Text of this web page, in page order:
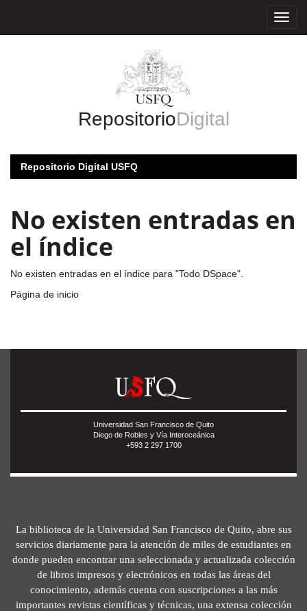
RepositorioDigital
Repositorio Digital USFQ
No existen entradas en
el índice
No existen entradas en el índice para "Todo DSpace".
Página de inicio
Universidad San Francisco de Quito
Diego de Robles y Vía Interoceánica
+593 2 297 1700
La biblioteca de la Universidad San Francisco de Quito, abre sus
servicios diariamente para la atención de miles de estudiantes en
donde pueden encontrar una seleccionada y actualizada colección
de libros impresos y electrónicos en todas las áreas del
conocimiento, además cuenta con suscripciones a las más
importantes revistas científicas y técnicas, una extensa colección